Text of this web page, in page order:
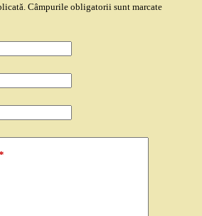
Câmpurile obligatorii sunt marcate